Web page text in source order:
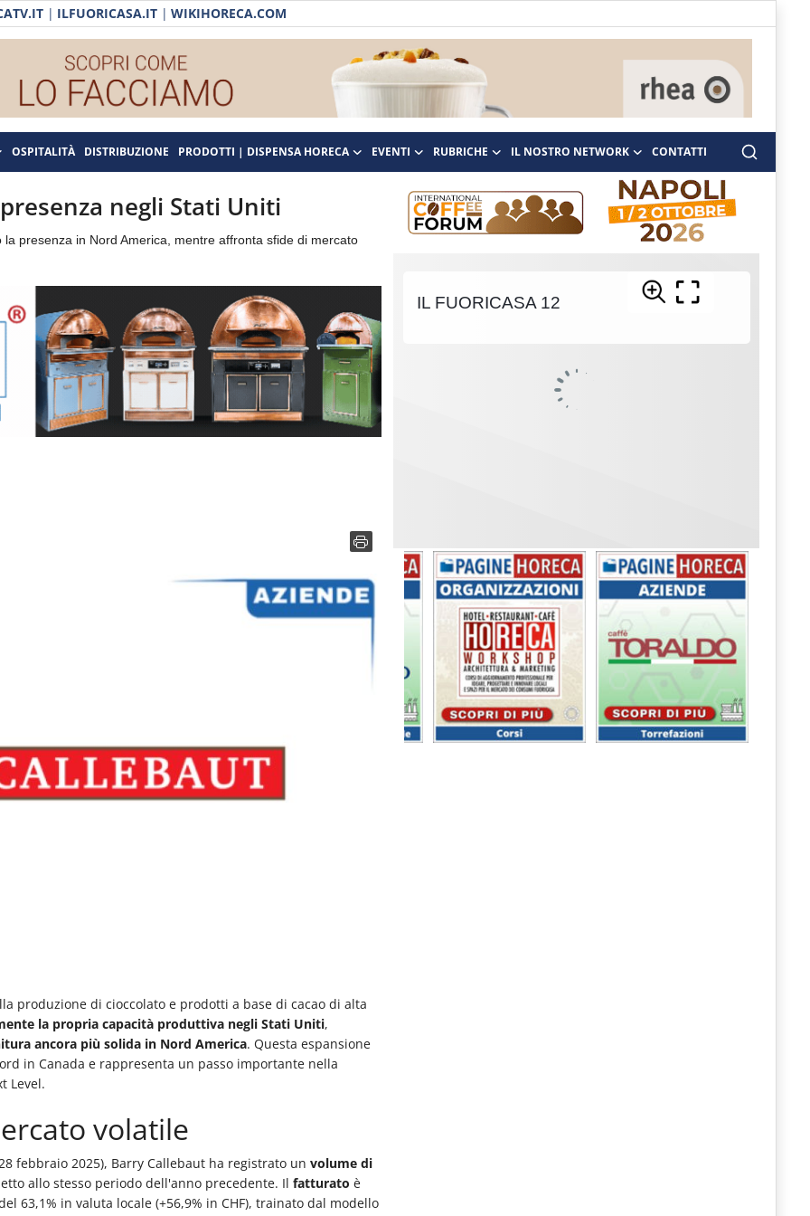
| ILFUORICASA.IT | WIKIHORECA.COM
OSPITALITÀ DISTRIBUZIONE PRODOTTI | DISPENSA HORECA EVENTI RUBRICHE IL NOSTRO NETWORK CONTATTI
negli Stati Uniti
presenza in Nord America, mentre affronta sfide di mercato
produzione di cioccolato e prodotti a base di cacao di alta
la propria capacità produttiva negli Stati Uniti,
ancora più solida in Nord America. Questa espansione
in Canada e rappresenta un passo importante nella
Level.
volatile
febbraio 2025), Barry Callebaut ha registrato un volume di
allo stesso periodo dell'anno precedente. Il fatturato è
63,1% in valuta locale (+56,9% in CHF), trainato dal modello